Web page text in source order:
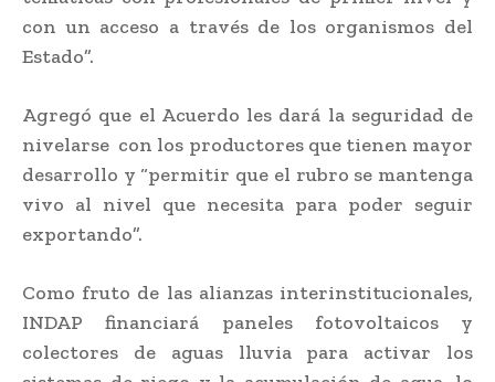
con un acceso a través de los organismos del
Estado”.
Agregó que el Acuerdo les dará la seguridad de
nivelarse con los productores que tienen mayor
desarrollo y “permitir que el rubro se mantenga
vivo al nivel que necesita para poder seguir
exportando”.
Como fruto de las alianzas interinstitucionales,
INDAP financiará paneles fotovoltaicos y
colectores de aguas lluvia para activar los